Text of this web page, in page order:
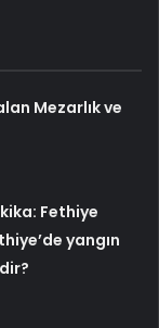
Mezarlık ve
Fethiye
yangın